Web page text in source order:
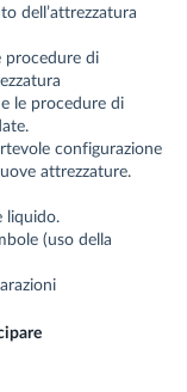
dell’attrezzatura
procedure di
le procedure di
configurazione
attrezzature.
liquido.
(uso della